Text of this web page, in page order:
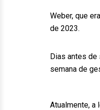
Weber, que
de 2023.
Dias antes de
semana de
Atualmente, a